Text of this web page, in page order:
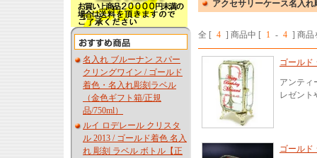
名入れ ブルーナン スパー
クリングワイン / ゴールド
着色・名入れ彫刻ラベル
（金色ギフト箱/正規
品/750ml）
ルイ ロデレール クリスタ
ル 2013 / ゴールド着色 名入
れ 彫刻 ラベル ボトル【正
アクセサリーケース名入れ
全 [ 4 ] 商品中 [ 1 - 4 ] 商品
ゴールド
アンティ
レゼント
ゴールド